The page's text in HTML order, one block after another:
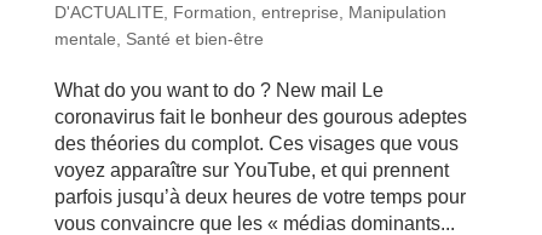
D'ACTUALITE, Formation, entreprise
Manipulation
mentale
Santé et bien-être
What do you want to do ? New mail Le
coronavirus fait le bonheur des gourous adeptes
des théories du complot. Ces visages que vous
voyez apparaître sur YouTube, et qui prennent
parfois jusqu’à deux heures de votre temps pour
vous convaincre que les « médias dominants...